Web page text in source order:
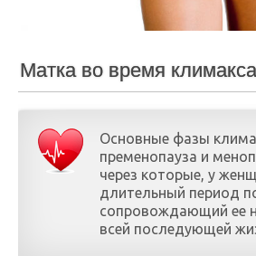
Матка во время
Основные фазы
пременопауза и
через которые, у
длительный период
сопровождающий ее
всей последующей